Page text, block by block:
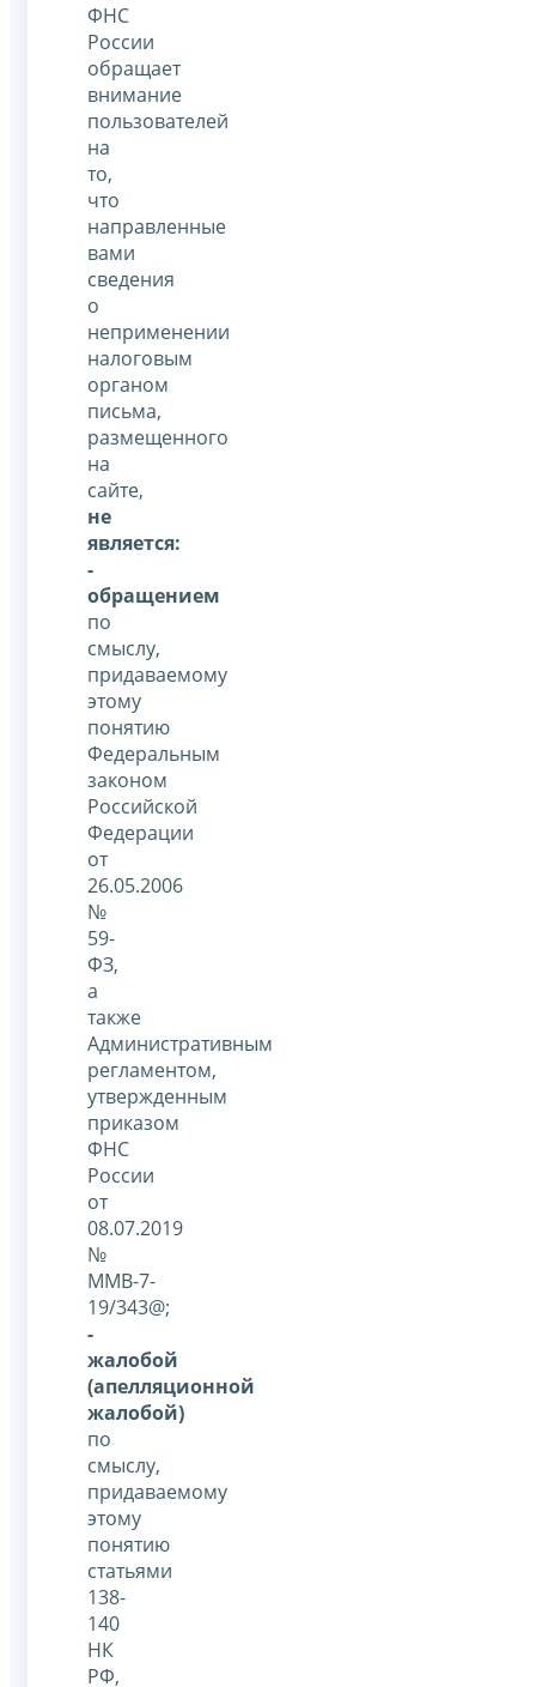
ФНС
России
обращает
внимание
пользователей
на
то,
что
направленные
вами
сведения
о
неприменении
налоговым
органом
письма,
размещенного
на
сайте,
не
является:
-
обращением
по
смыслу,
придаваемому
этому
понятию
Федеральным
законом
Российской
Федерации
от
26.05.2006
№
59-
ФЗ,
а
также
Административным
регламентом,
утвержденным
приказом
ФНС
России
от
08.07.2019
№
ММВ-7-
19/343@;
-
жалобой
(апелляционной
жалобой)
по
смыслу,
придаваемому
этому
понятию
статьями
138-
140
НК
РФ,